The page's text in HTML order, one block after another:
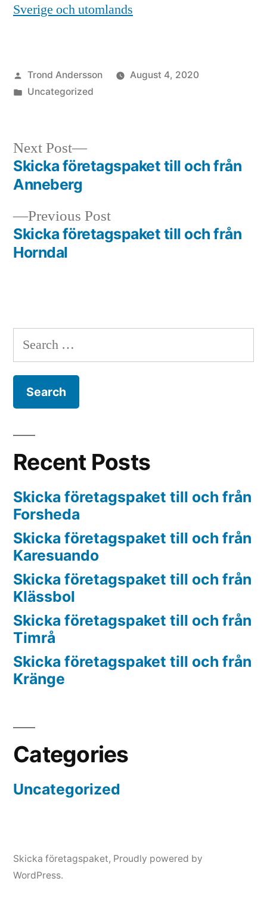
Sverige och utomlands
Posted
by
Trond Andersson
August 4, 2020
Posted
Uncategorized
Post
navigation
Previous PostPrevious
post:
Skicka företagspaket till och från
Horndal
Next Post
Next
post:
Skicka företagspaket till och från
Anneberg
Search
for:
Recent Posts
Skicka företagspaket till och från
Forsheda
Skicka företagspaket till och från
Karesuando
Skicka företagspaket till och från
Klässbol
Skicka företagspaket till och från
Timrå
Skicka företagspaket till och från
Kränge
Categories
Uncategorized
Skicka företagspaket, Proudly powered by
WordPress.